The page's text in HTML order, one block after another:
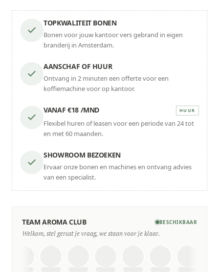
TOPKWALITEIT BONEN
Bonen voor jouw kantoor vers gebrand in eigen
branderij in Amsterdam.
AANSCHAF OF HUUR
Ontvang in 2 minuten een offerte voor een
koffiemachine voor op kantoor.
VANAF €18 /MND HUUR
Flexibel huren of leasen voor een periode van 24 tot
en met 60 maanden.
SHOWROOM BEZOEKEN
Ervaar onze bonen en machines en ontvang advies
van een specialist.
TEAM AROMA CLUB BESCHIKBAAR
Welkom, stel gerust je vraag, we staan voor je klaar.